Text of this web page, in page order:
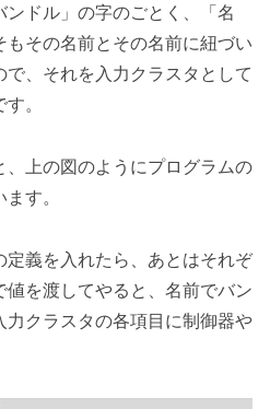
ドル」の字のごとく、「名
その名前とその名前に紐づい
、それを入力クラスタとして
。
、上の図のようにプログラムの
す。
定義を入れたら、あとはそれぞ
を渡してやると、名前でバン
力クラスタの各項目に制御器や